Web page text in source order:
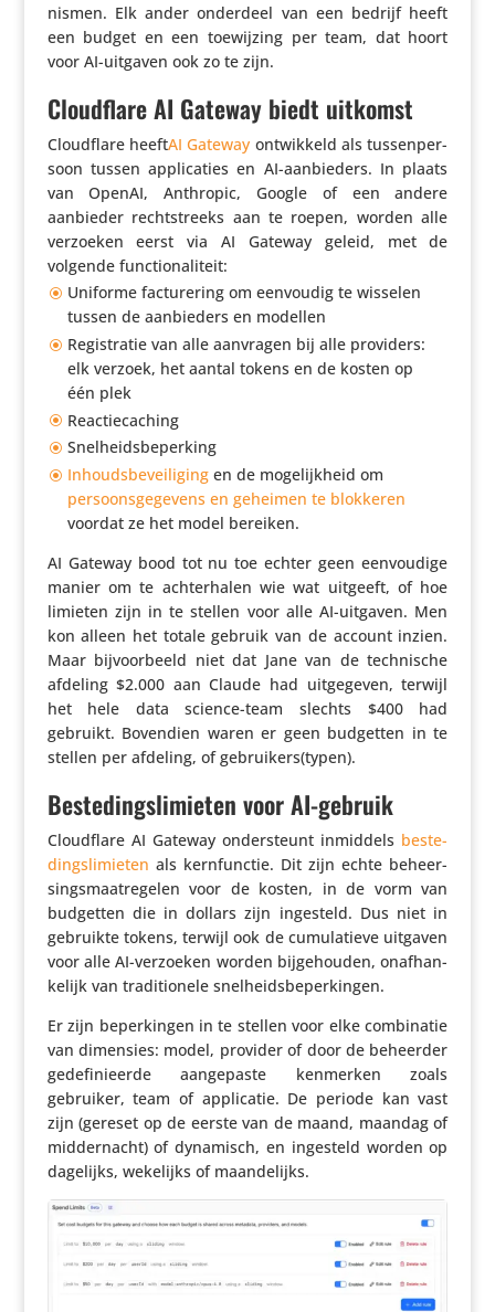
nismen. Elk ander onderdeel van een bedrijf heeft
een budget en een toewij­zing per team, dat hoort
voor AI-uitgaven ook zo te zijn.
Cloudflare AI Gateway biedt uitkomst
Cloud­flare heeftAI Gateway ontwik­keld als tussen­per­
soon tussen appli­ca­ties en AI-aanbie­ders. In plaats
van OpenAI, Anthropic, Google of een andere
aanbieder recht­streeks aan te roepen, worden alle
verzoeken eerst via AI Gateway geleid, met de
volgende functionaliteit:
Uniforme factu­re­ring om eenvoudig te wisselen
tussen de aanbie­ders en modellen
Regi­stratie van alle aanvragen bij alle providers:
elk verzoek, het aantal tokens en de kosten op
één plek
Reac­tie­ca­ching
Snel­heids­be­per­king
Inhouds­be­vei­li­ging en de moge­lijk­heid om
persoons­ge­ge­vens en geheimen te blokkeren
voordat ze het model bereiken.
AI Gateway bood tot nu toe echter geen eenvou­dige
manier om te achter­halen wie wat uitgeeft, of hoe
limieten zijn in te stellen voor alle AI-uitgaven. Men
kon alleen het totale gebruik van de account inzien.
Maar bijvoor­beeld niet dat Jane van de tech­ni­sche
afdeling $2.000 aan Claude had uitge­geven, terwijl
het hele data science-team slechts $400 had
gebruikt. Bovendien waren er geen budgetten in te
stellen per afdeling, of gebruikers(typen).
Bestedingslimieten voor AI-gebruik
Cloud­flare AI Gateway onder­steunt inmiddels beste­
dings­li­mieten als kern­functie. Dit zijn echte beheer­
sings­maat­re­gelen voor de kosten, in de vorm van
budgetten die in dollars zijn ingesteld. Dus niet in
gebruikte tokens, terwijl ook de cumu­la­tieve uitgaven
voor alle AI-verzoeken worden bijge­houden, onaf­han­
ke­lijk van tradi­ti­o­nele snelheidsbeperkingen.
Er zijn beper­kingen in te stellen voor elke combi­natie
van dimensies: model, provider of door de beheerder
gede­fi­ni­eerde aange­paste kenmerken zoals
gebruiker, team of appli­catie. De periode kan vast
zijn (gereset op de eerste van de maand, maandag of
midder­nacht) of dynamisch, en ingesteld worden op
dagelijks, wekelijks of maandelijks.